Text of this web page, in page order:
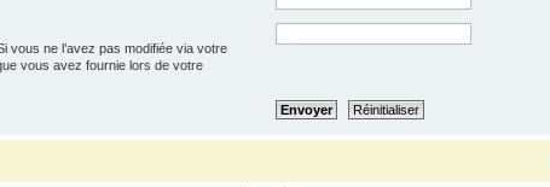
vous ne l’avez pas modifiée via votre
vous avez fournie lors de votre